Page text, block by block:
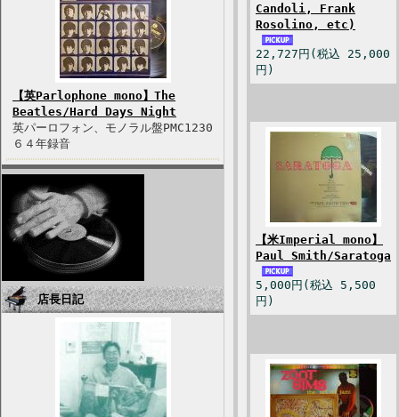
【英Parlophone mono】The
Beatles/Hard Days Night
英パーロフォン、モノラル盤PMC1230
６４年録音
店長日記
Candoli, Frank
Rosolino, etc)
22,727円(税込 25,000
円)
【米Imperial mono】
Paul Smith/Saratoga
5,000円(税込 5,500
円)